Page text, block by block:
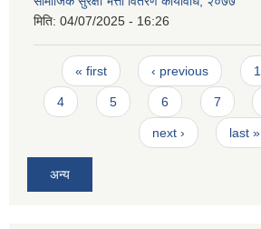
मिति: 04/07/2025 - 16:26
Pages
« first ‹ previous 1
4 5 6 7
next › last »
अन्य